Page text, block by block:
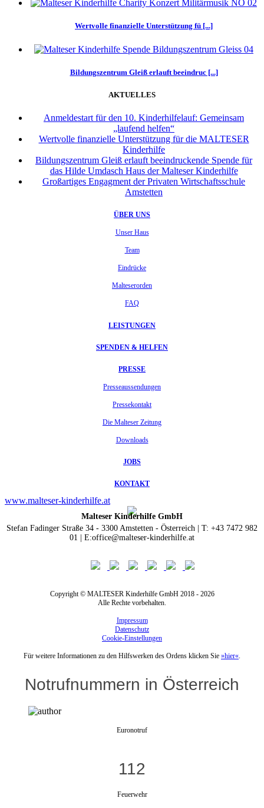
Wertvolle finanzielle Unterstützung fü [...]
Bildungszentrum Gleiß erlauft beeindruc [...]
AKTUELLES
Anmeldestart für den 10. Kinderhilfelauf: Gemeinsam
„laufend helfen“
Wertvolle finanzielle Unterstützung für die MALTESER
Kinderhilfe
Bildungszentrum Gleiß erlauft beeindruckende Spende für
das Hilde Umdasch Haus der Malteser Kinderhilfe
Großartiges Engagment der Privaten Wirtschaftsschule
Amstetten
ÜBER UNS
Unser Haus
Team
Eindrücke
Malteserorden
FAQ
LEISTUNGEN
SPENDEN & HELFEN
PRESSE
Presseaussendungen
Pressekontakt
Die Malteser Zeitung
Downloads
JOBS
KONTAKT
www.malteser-kinderhilfe.at
Malteser Kinderhilfe GmbH
Stefan Fadinger Straße 34 - 3300 Amstetten - Österreich | T: +43 7472 982
01 | E:office@malteser-kinderhilfe.at
Copyright © MALTESER Kinderhilfe GmbH 2018 - 2026
Alle Rechte vorbehalten.
Impressum
Datenschutz
Cookie-Einstellungen
Für weitere Informationen zu den Hilfswerken des Ordens klicken Sie »hier«
Notrufnummern in Österreich
Euronotruf
112
Feuerwehr